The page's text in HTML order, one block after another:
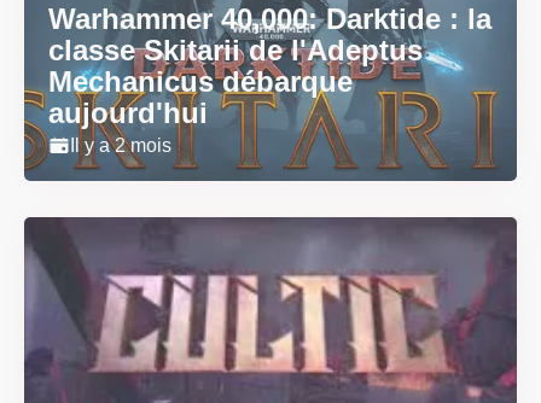
Warhammer 40,000: Darktide : la
classe Skitarii de l'Adeptus
Mechanicus débarque
aujourd'hui
Il y a 2 mois